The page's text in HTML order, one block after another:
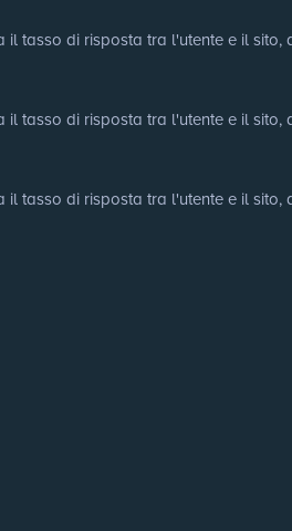
tasso di risposta tra l'utente e il
tasso di risposta tra l'utente e il
tasso di risposta tra l'utente e il